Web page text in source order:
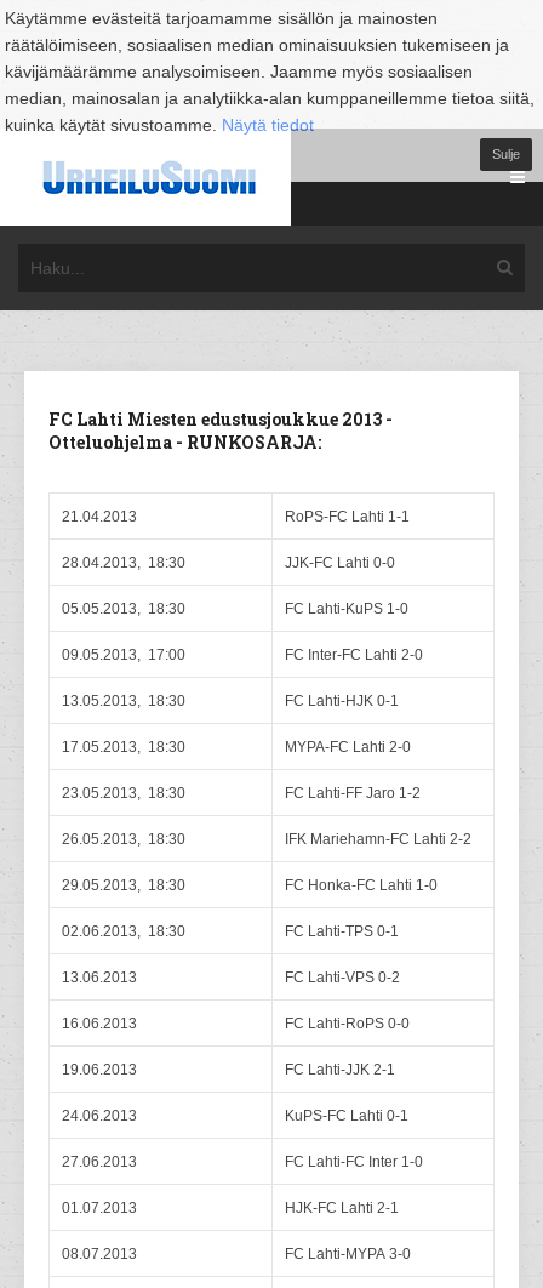
Käytämme evästeitä tarjoamamme sisällön ja mainosten
räätälöimiseen, sosiaalisen median ominaisuuksien tukemiseen ja
kävijämäärämme analysoimiseen. Jaamme myös sosiaalisen
median, mainosalan ja analytiikka-alan kumppaneillemme tietoa siitä,
kuinka käytät sivustoamme. Näytä tiedot
Sulje
FC Lahti Miesten edustusjoukkue 2013 -
Otteluohjelma - RUNKOSARJA:
21.04.2013 RoPS-FC Lahti 1-1
28.04.2013, 18:30 JJK-FC Lahti 0-0
05.05.2013, 18:30 FC Lahti-KuPS 1-0
09.05.2013, 17:00 FC Inter-FC Lahti 2-0
13.05.2013, 18:30 FC Lahti-HJK 0-1
17.05.2013, 18:30 MYPA-FC Lahti 2-0
23.05.2013, 18:30 FC Lahti-FF Jaro 1-2
26.05.2013, 18:30 IFK Mariehamn-FC Lahti 2-2
29.05.2013, 18:30 FC Honka-FC Lahti 1-0
02.06.2013, 18:30 FC Lahti-TPS 0-1
13.06.2013 FC Lahti-VPS 0-2
16.06.2013 FC Lahti-RoPS 0-0
19.06.2013 FC Lahti-JJK 2-1
24.06.2013 KuPS-FC Lahti 0-1
27.06.2013 FC Lahti-FC Inter 1-0
01.07.2013 HJK-FC Lahti 2-1
08.07.2013 FC Lahti-MYPA 3-0